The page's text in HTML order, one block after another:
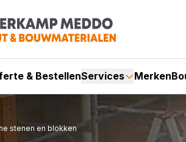
& BestellenServices Merken
stenen en blokken